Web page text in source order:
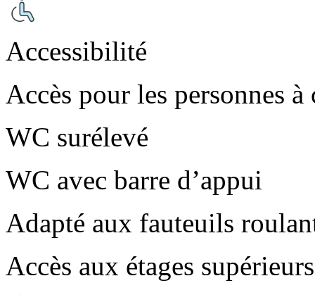
Accessibilité
Accès pour les personnes
WC surélevé
WC avec barre d’appui
Adapté aux fauteuils
Accès aux étages